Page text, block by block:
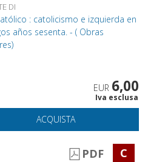
DI
: catolicismo e izquierda en
años sesenta. - ( Obras
EUR 6,00
Iva esclusa
ACQUISTA
PDF C